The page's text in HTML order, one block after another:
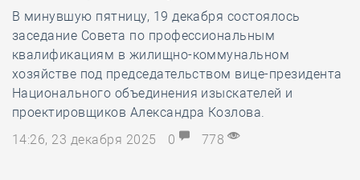
В минувшую пятницу, 19 декабря состоялось
заседание Совета по профессиональным
квалификациям в жилищно-коммунальном
хозяйстве под председательством вице-президента
Национального объединения изыскателей и
проектировщиков Александра Козлова.
14:26, 23 декабря 2025
0 778